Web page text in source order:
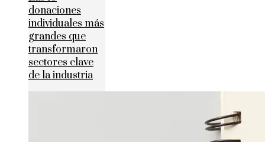
donaciones
individuales más
grandes que
transformaron
sectores clave
de la industria